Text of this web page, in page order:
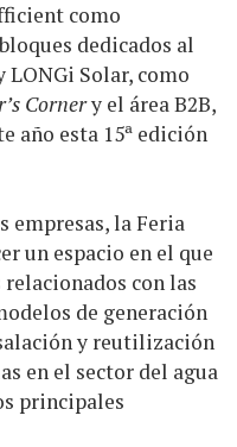
como
dedicados al
LONGi Solar, como
Cornery el área B2B,
año esta 15ª edición
empresas, la Feria
un espacio en el que
con las
de generación
y reutilización
en el sector del agua
principales